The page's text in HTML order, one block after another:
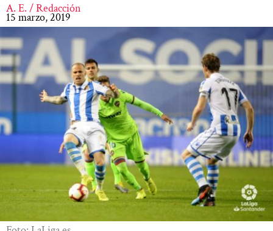
A. E. / Redacción
15 marzo, 2019